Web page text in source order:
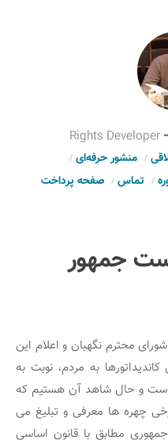
Rights Developer
منشور حرفه‌ای
تماس صفحه پرداخت
جمهور
محترم نگهبان و اعلام این
به مردم، نوبت به
است و حال شاهد آن هستیم که
چهره ها معرفی و تبلیغ می
مطابق با قانون اساسی